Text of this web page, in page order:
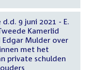
9 juni 2021 - E.
Kamerlid
Mulder over
met het
private schulden